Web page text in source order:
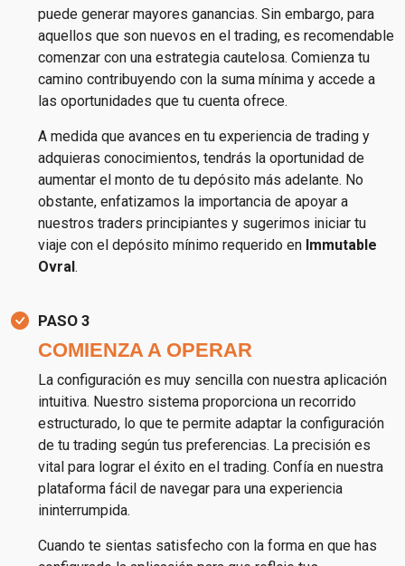
puede generar mayores ganancias. Sin embargo, para
aquellos que son nuevos en el trading, es recomendable
comenzar con una estrategia cautelosa. Comienza tu
camino contribuyendo con la suma mínima y accede a
las oportunidades que tu cuenta ofrece.
A medida que avances en tu experiencia de trading y
adquieras conocimientos, tendrás la oportunidad de
aumentar el monto de tu depósito más adelante. No
obstante, enfatizamos la importancia de apoyar a
nuestros traders principiantes y sugerimos iniciar tu
viaje con el depósito mínimo requerido en Immutable
Ovral.
PASO 3
COMIENZA A OPERAR
La configuración es muy sencilla con nuestra aplicación
intuitiva. Nuestro sistema proporciona un recorrido
estructurado, lo que te permite adaptar la configuración
de tu trading según tus preferencias. La precisión es
vital para lograr el éxito en el trading. Confía en nuestra
plataforma fácil de navegar para una experiencia
ininterrumpida.
Cuando te sientas satisfecho con la forma en que has